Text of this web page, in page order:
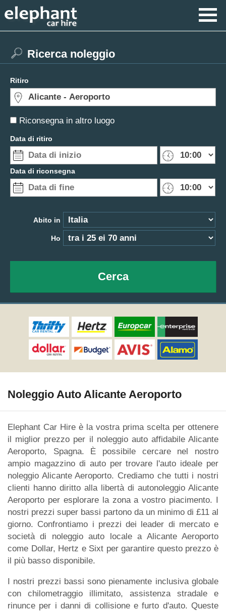
Riconsegna in altro luogo
Ricerca noleggio
Ritiro
Data di ritiro
Data di riconsegna
Abito in
Ho
Cerca
Noleggio Auto Alicante Aeroporto
Elephant Car Hire è la vostra prima scelta per ottenere
il miglior prezzo per il noleggio auto affidabile Alicante
Aeroporto, Spagna. È possibile cercare nel nostro
ampio magazzino di auto per trovare l'auto ideale per
noleggio Alicante Aeroporto. Crediamo che tutti i nostri
clienti hanno diritto alla libertà di autonoleggio Alicante
Aeroporto per esplorare la zona a vostro piacimento. I
nostri prezzi super bassi partono da un minimo di £11 al
giorno. Confrontiamo i prezzi dei leader di mercato e
società di noleggio auto locale a Alicante Aeroporto
come Dollar, Hertz e Sixt per garantire questo prezzo è
il più basso disponibile.
I nostri prezzi bassi sono pienamente inclusiva globale
con chilometraggio illimitato, assistenza stradale e
rinunce per i danni di collisione e furto d'auto. Queste